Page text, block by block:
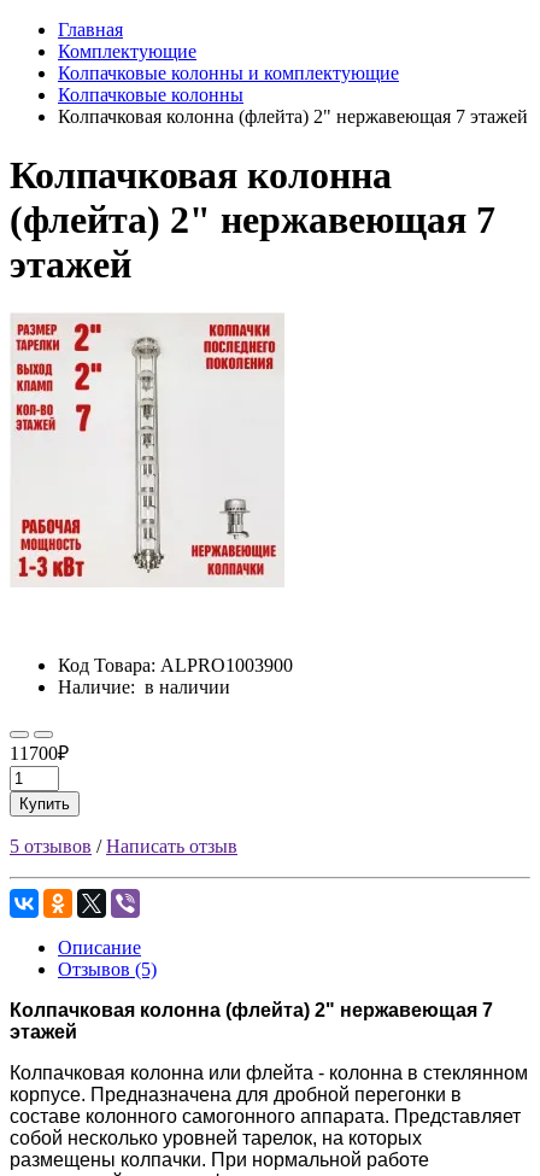
Главная
Комплектующие
Колпачковые колонны и комплектующие
Колпачковые колонны
Колпачковая колонна (флейта) 2" нержавеющая 7 этажей
Колпачковая колонна
(флейта) 2" нержавеющая 7
этажей
Код Товара: ALPRO1003900
Наличие: в наличии
11700₽
Купить
5 отзывов /Написать отзыв
Описание
Отзывов (5)
Колпачковая колонна (флейта) 2" нержавеющая 7
этажей
Колпачковая колонна или флейта - колонна в стеклянном
корпусе. Предназначена для дробной перегонки в
составе колонного самогонного аппарата. Представляет
собой несколько уровней тарелок, на которых
размещены колпачки. При нормальной работе